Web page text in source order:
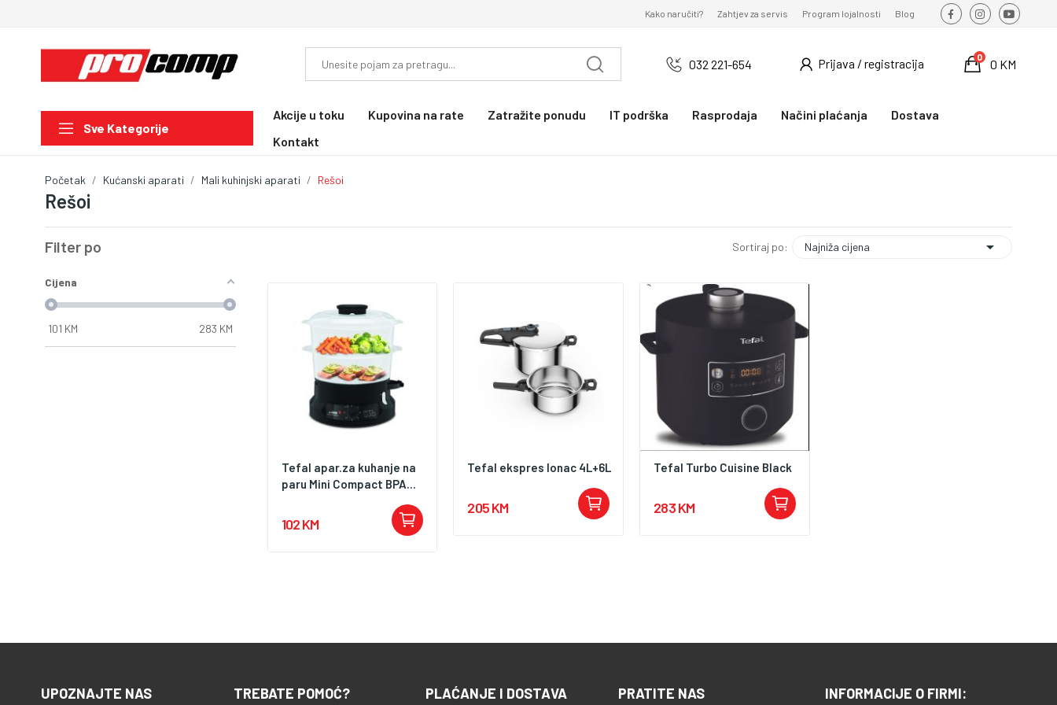
Kako naručiti? Zahtjev za servis Program lojalnosti Blog
032 221-654 Prijava / registracija 0 KM
0
Sve Kategorije
Akcije u toku Kupovina na rate Zatražite ponudu IT podrška Rasprodaja Načini plaćanja
Dostava
Kontakt
Rešoi
Početak Kućanski aparati Mali kuhinjski aparati Rešoi
Filter po
Cijena
101 KM 283 KM
Sortiraj po: Najniža cijena 
Tefal apar.za kuhanje na
paru Mini Compact BPA...
102 KM
Tefal ekspres lonac 4L+6L
205 KM
Tefal Turbo Cuisine Black
283 KM
UPOZNAJTE NAS TREBATE POMOĆ? PLAĆANJE I DOSTAVA PRATITE NAS INFORMACIJE O FIRMI: